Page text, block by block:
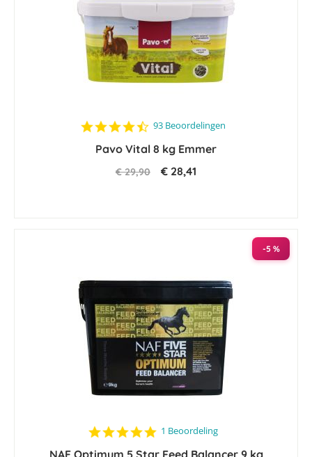
4.7
rating
93 Beoordelingen
Pavo Vital 8 kg Emmer
€ 29,90 € 28,41
-5 %
5.0
rating
1 Beoordeling
NAF Optimum 5 Star Feed Balancer 9 kg